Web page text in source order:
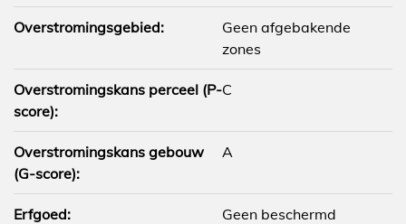
Overstromingsgebied:
Geen afgebakende
zones
Overstromingskans perceel (P-
score):
C
Overstromingskans gebouw
(G-score):
A
Erfgoed:
Geen beschermd